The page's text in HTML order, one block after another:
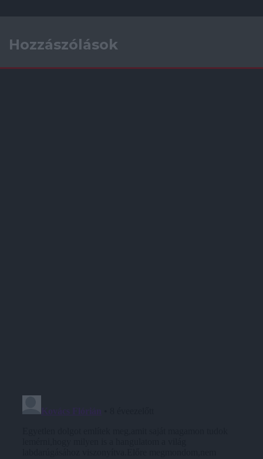
Hozzászólások